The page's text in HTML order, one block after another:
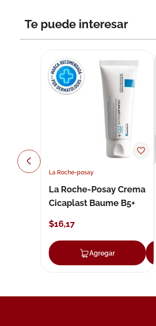
Te puede interesar
La Roche-posay
La Roche-Posay Crema
Cicaplast Baume B5+
$16,17
Agregar